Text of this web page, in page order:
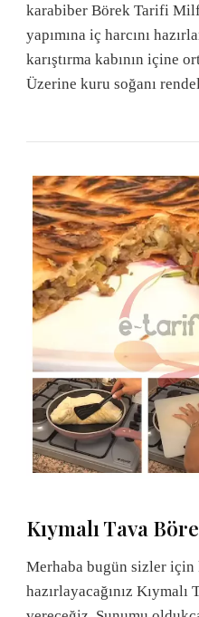
karabiber Börek Tarifi
yapımına iç harcını
karıştırma kabının içine
Üzerine kuru soğanı
Kıymalı Tava
Merhaba bugün sizler
hazırlayacağınız